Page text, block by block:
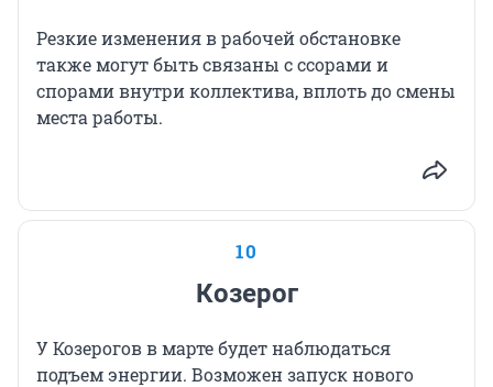
Резкие изменения в рабочей обстановке
также могут быть связаны с ссорами и
спорами внутри коллектива, вплоть до смены
места работы.
10
Козерог
У Козерогов в марте будет наблюдаться
подъем энергии. Возможен запуск нового